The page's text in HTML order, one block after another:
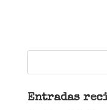
Entradas